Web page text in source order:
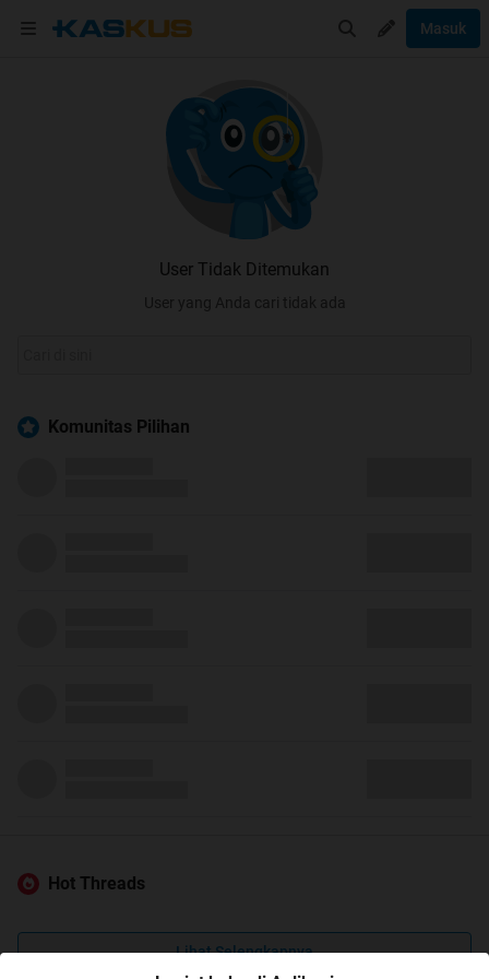
Masuk
User Tidak Ditemukan
User yang Anda cari tidak ada
Komunitas Pilihan
Hot Threads
Lihat Selengkapnya